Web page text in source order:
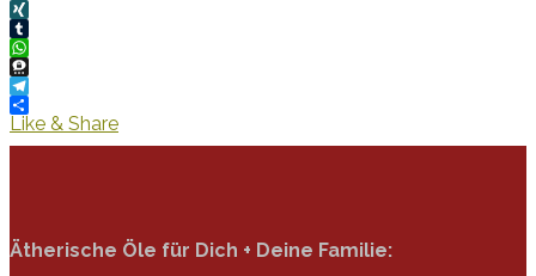
Twitter
XING
Tumblr
WhatsApp
Threema
Telegram
Like & Share
Ätherische Öle für Dich + Deine Familie: